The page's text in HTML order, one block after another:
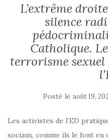
L’extrême
silence
Catholique.
terrorisme sexuel
Posté le août 19,
Les activistes de l’ED
sociaux, comme ils le font